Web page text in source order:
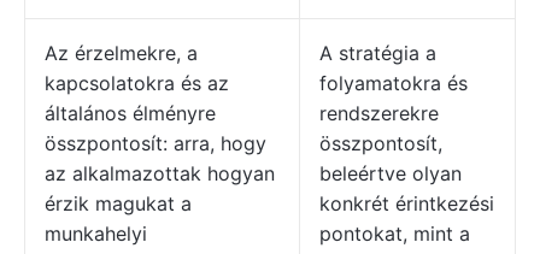
Az érzelmekre, a
kapcsolatokra és az
általános élményre
összpontosít: arra, hogy
az alkalmazottak hogyan
érzik magukat a
munkahelyi
A stratégia a
folyamatokra és
rendszerekre
összpontosít,
beleértve olyan
konkrét érintkezési
pontokat, mint a